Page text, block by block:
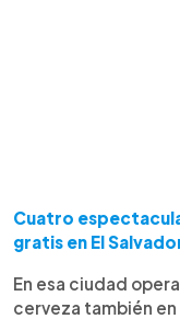
Cuatro
gratis en El
En esa ciudad
cerveza también